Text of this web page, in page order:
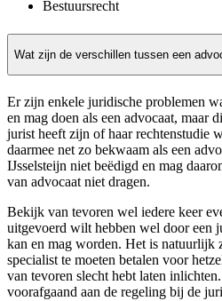
Bestuursrecht
Wat zijn de verschillen tussen een
Er zijn enkele juridische problemen
en mag doen als een advocaat, maar
jurist heeft zijn of haar rechtenstudie
daarmee net zo bekwaam als een
IJsselsteijn niet beëdigd en mag
van advocaat niet dragen.
Bekijk van tevoren wel iedere keer
uitgevoerd wilt hebben wel door een
kan en mag worden. Het is natuurlijk
specialist te moeten betalen voor
van tevoren slecht hebt laten
voorafgaand aan de regeling bij de